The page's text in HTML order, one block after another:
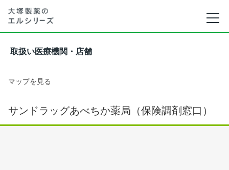
取扱い医療機関・店舗
マップを見る
サンドラッグあべちか薬局（保険調剤窓口）